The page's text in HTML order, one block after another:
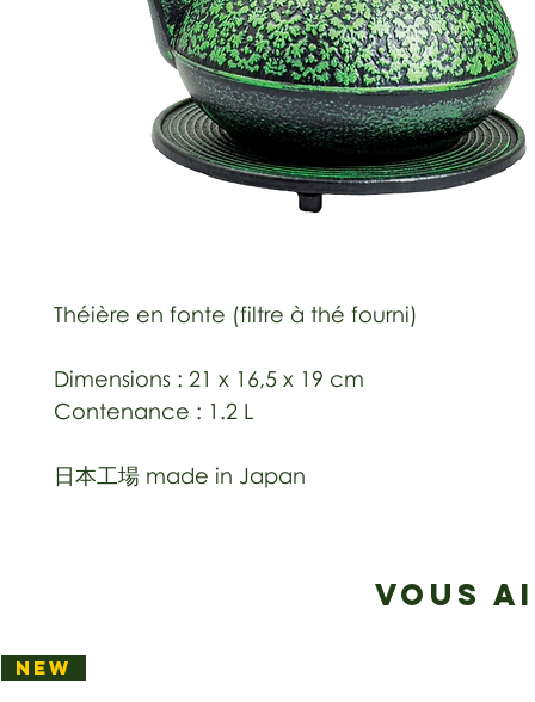
Théière en fonte (filtre à thé fourni)
Dimensions : 21 x 16,5 x 19 cm
Contenance : 1.2 L
日本工場 made in Japan
VOUS
NEW